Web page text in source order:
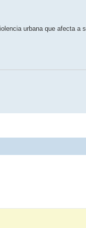
urbana que afecta a